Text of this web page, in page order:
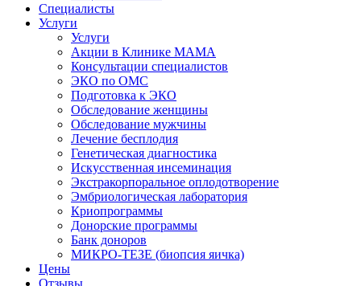
Специалисты
Услуги
Услуги
Акции в Клинике МАМА
Консультации специалистов
ЭКО по ОМС
Подготовка к ЭКО
Обследование женщины
Обследование мужчины
Лечение бесплодия
Генетическая диагностика
Искусственная инсеминация
Экстракорпоральное оплодотворение
Эмбриологическая лаборатория
Криопрограммы
Донорские программы
Банк доноров
МИКРО-ТЕЗЕ (биопсия яичка)
Цены
Отзывы